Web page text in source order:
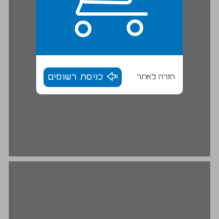
חזרה לאתר כניסת רשומים
מנגנוני הסחר - מודלים נבחרים ... 16